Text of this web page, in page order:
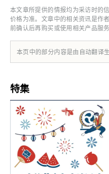
本文章所提供的情报均为采访时的
价格为准。文章中的相关资讯是作
前确认后再购买或使用相关产品服务
本页中的部分内容是由自动翻译
特集